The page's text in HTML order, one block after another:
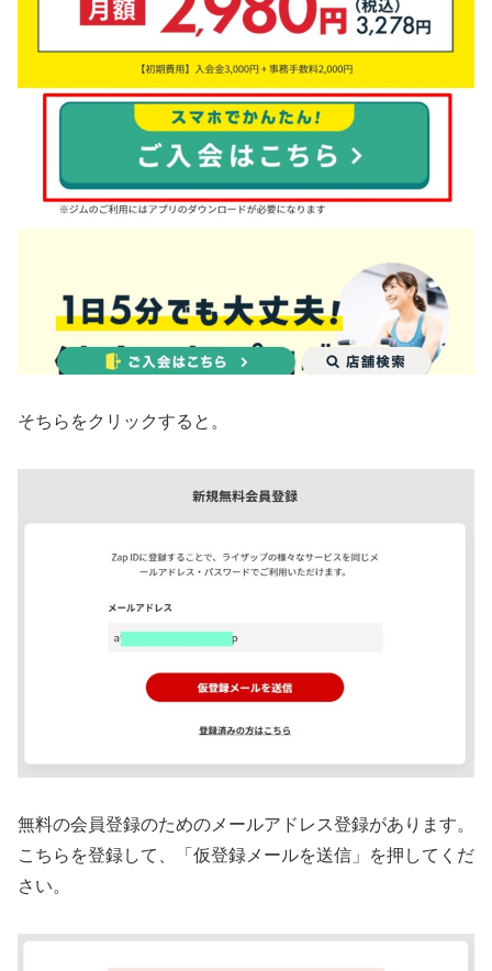
そちらをクリックすると。
無料の会員登録のためのメールアドレス登録があります。
こちらを登録して、「仮登録メールを送信」を押してくだ
さい。